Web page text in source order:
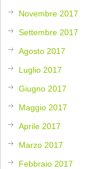
Novembre 2017
Settembre 2017
Agosto 2017
Luglio 2017
Giugno 2017
Maggio 2017
Aprile 2017
Marzo 2017
Febbraio 2017